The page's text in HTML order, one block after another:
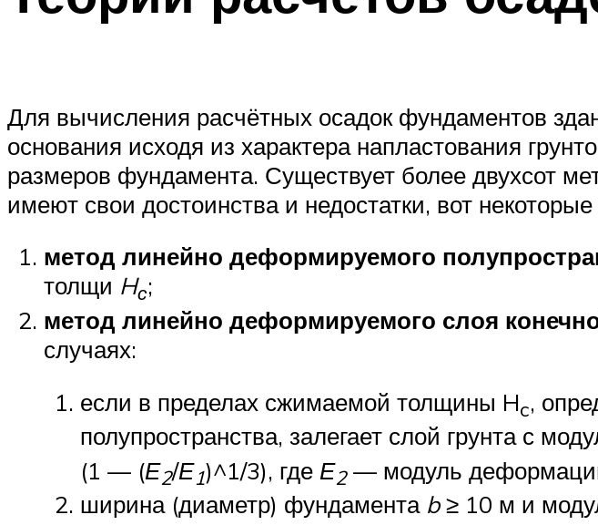
Для вычисления расчётных осадок фундаментов
основания исходя из характера напластования
размеров фундамента. Существует более двухсот
имеют свои достоинства и недостатки, вот
метод линейно деформируемого
толщи Hс;
метод линейно деформируемого слоя
случаях:
если в пределах сжимаемой толщины Hc,
полупространства, залегает слой грунта с
(1 — (Е2/Е1)^1/3), где Е2— модуль
ширина (диаметр) фундамента b≥ 10 м и